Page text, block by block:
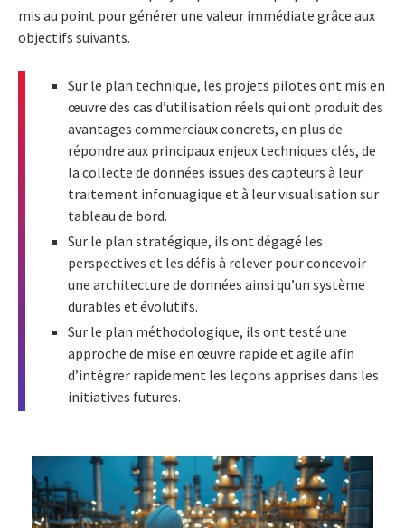
mis au point pour générer une valeur immédiate grâce aux
objectifs suivants.
Sur le plan technique, les projets pilotes ont mis en
œuvre des cas d’utilisation réels qui ont produit des
avantages commerciaux concrets, en plus de
répondre aux principaux enjeux techniques clés, de
la collecte de données issues des capteurs à leur
traitement infonuagique et à leur visualisation sur
tableau de bord.
Sur le plan stratégique, ils ont dégagé les
perspectives et les défis à relever pour concevoir
une architecture de données ainsi qu’un système
durables et évolutifs.
Sur le plan méthodologique, ils ont testé une
approche de mise en œuvre rapide et agile afin
d’intégrer rapidement les leçons apprises dans les
initiatives futures.